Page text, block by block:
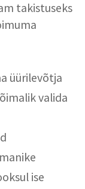
takistuseks
üürilevõtja
valida
ise